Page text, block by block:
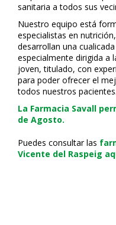
sanitaria a todos sus
Nuestro equipo está
especialistas en
desarrollan una
especialmente dirigida a
joven, titulado, con
para poder ofrecer el
todos nuestros pacientes.
La Farmacia Savall
de Agosto.
Puedes consultar las
Vicente del Raspeig